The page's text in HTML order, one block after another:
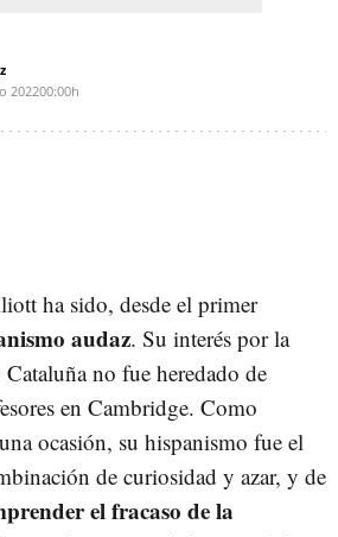
202200:00h
ha sido, desde el primer
audaz. Su interés por la
no fue heredado de
en Cambridge. Como
ocasión, su hispanismo fue el
de curiosidad y azar, y de
el fracaso de la